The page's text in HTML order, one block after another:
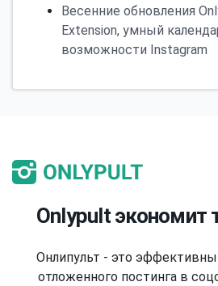
Весенние обновления
Extension, умный
возможности Instagram
Onlypult экономит
Онлипульт - это
отложенного постинга в